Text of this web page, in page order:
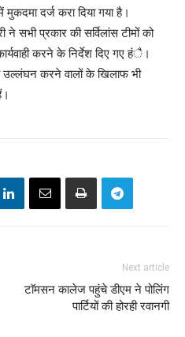
मुकदमा दर्ज करा दिया गया है।
ने सभी प्रकार की सर्विलांस टीमों को
करने के निर्देश दिए गए हंै।
उल्लंघन करने वालों के खिलाफ भी
Next article
टाॅमसन कालेज पहुंचे डीएम ने पोलिंग
पार्टियों की होरही रवानगी